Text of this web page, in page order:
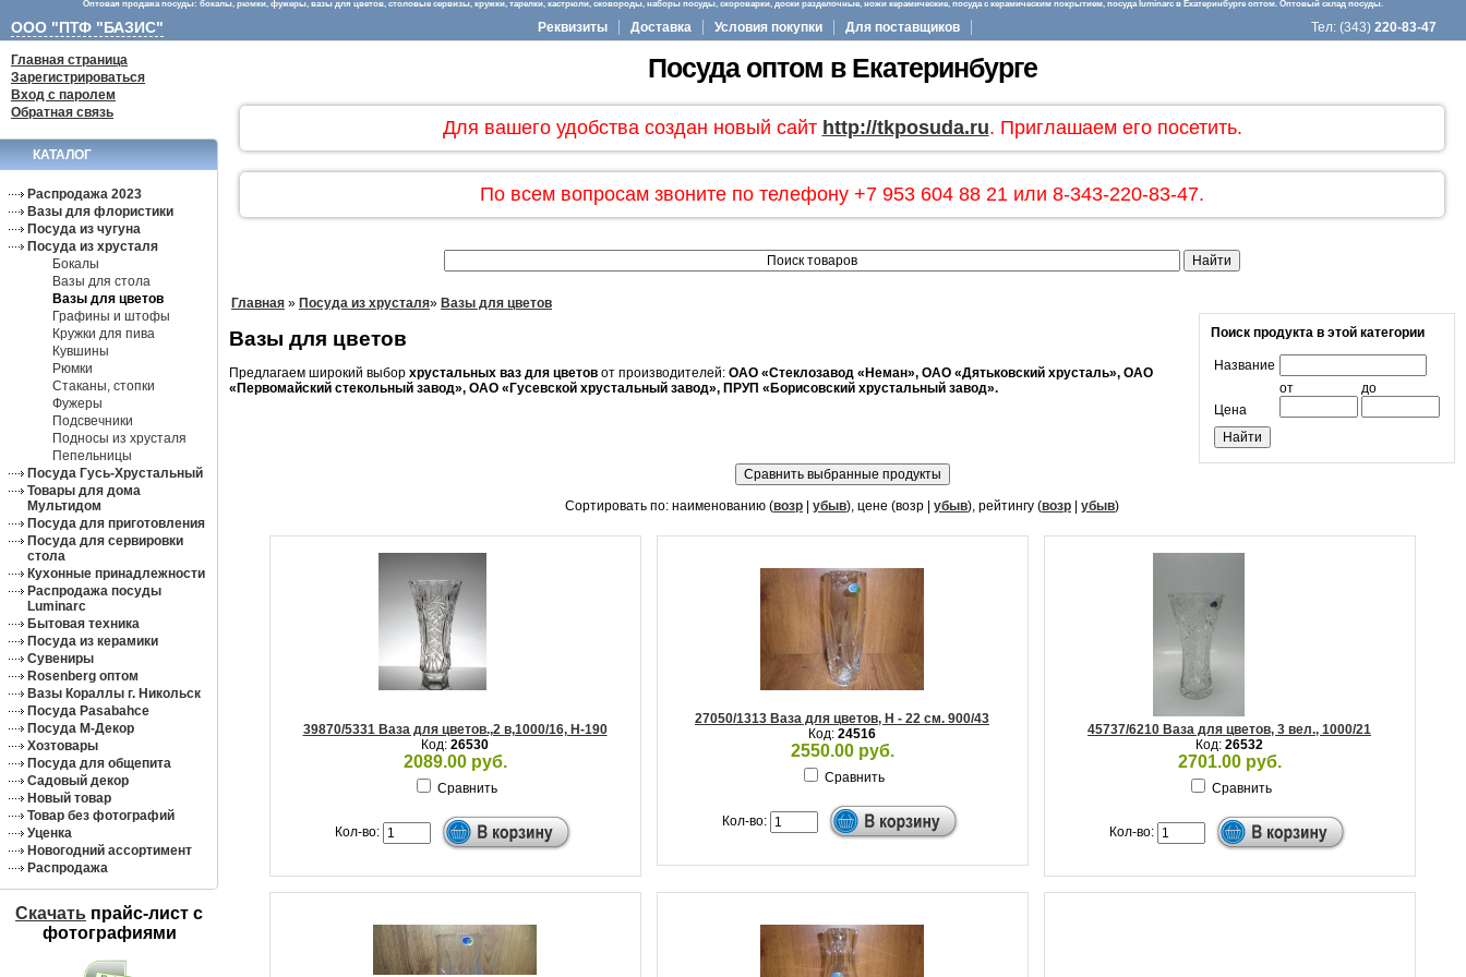
Оптовая продажа посуды: бокалы, рюмки, фужеры, вазы для цветов, столовые сервизы, кружки, тарелки, кастрюли, сковороды, наборы посуды, скороварки, доски разделочные, ножи керамические, посуда с керамическим покрытием, посуда luminarc в Екатеринбурге оптом. Оптовый склад посуды.
ООО "ПТФ "БАЗИС" Реквизиты Доставка Условия покупки Для поставщиков Тел: (343) 220-83-47
Главная страница
Зарегистрироваться
Вход с паролем
Обратная связь
КАТАЛОГ
Распродажа 2023
Вазы для флористики
Посуда из чугуна
Посуда из хрусталя
Бокалы
Вазы для стола
Вазы для цветов
Графины и штофы
Кружки для пива
Кувшины
Рюмки
Стаканы, стопки
Фужеры
Подсвечники
Подносы из хрусталя
Пепельницы
Посуда Гусь-Хрустальный
Товары для дома
Мультидом
Посуда для приготовления
Посуда для сервировки
стола
Кухонные принадлежности
Распродажа посуды
Luminarc
Бытовая техника
Посуда из керамики
Сувениры
Rosenberg оптом
Вазы Кораллы г. Никольск
Посуда Pasabahce
Посуда М-Декор
Хозтовары
Посуда для общепита
Садовый декор
Новый товар
Товар без фотографий
Уценка
Новогодний ассортимент
Распродажа
Скачать прайс-лист c
фотографиями
Посуда оптом в Екатеринбурге
Для вашего удобства создан новый сайт http://tkposuda.ru. Приглашаем его посетить.
По всем вопросам звоните по телефону +7 953 604 88 21 или 8-343-220-83-47.
Главная » Посуда из хрусталя» Вазы для цветов
Поиск продукта в этой категории
Название
Цена
от до
Вазы для цветов
Предлагаем широкий выбор хрустальных ваз для цветов от производителей: ОАО «Стеклозавод «Неман», ОАО «Дятьковский хрусталь», ОАО
«Первомайский стекольный завод», ОАО «Гусевской хрустальный завод», ПРУП «Борисовский хрустальный завод».
Сортировать по: наименованию (возр убыв), цене (возр | убыв), рейтингу (возр убыв)
39870/5331 Ваза для цветов.,2 в,1000/16, Н-190
Код: 26530
2089.00 руб.
Сравнить
Кол-во:
27050/1313 Ваза для цветов, Н - 22 см. 900/43
Код: 24516
2550.00 руб.
Сравнить
Кол-во:
45737/6210 Ваза для цветов, 3 вел., 1000/21
Код: 26532
2701.00 руб.
Сравнить
Кол-во: